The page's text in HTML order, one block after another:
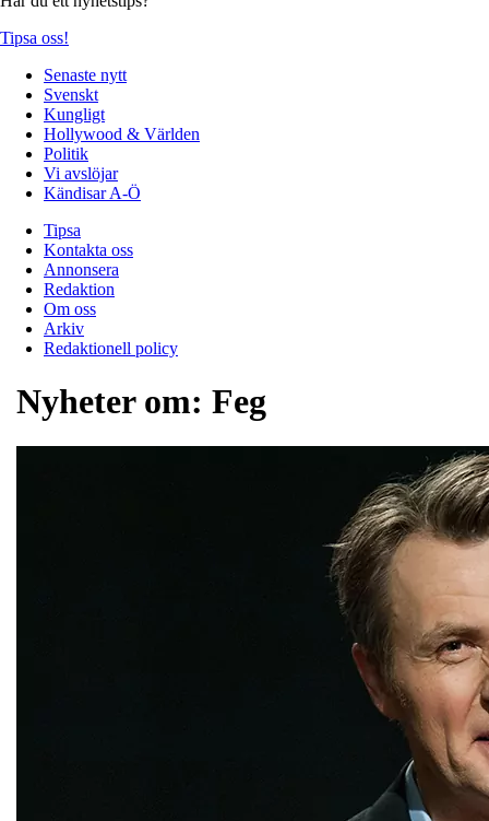
Tipsa oss!
Senaste nytt
Svenskt
Kungligt
Hollywood & Världen
Politik
Vi avslöjar
Kändisar A-Ö
Tipsa
Kontakta oss
Annonsera
Redaktion
Om oss
Arkiv
Redaktionell policy
Nyheter om: Feg